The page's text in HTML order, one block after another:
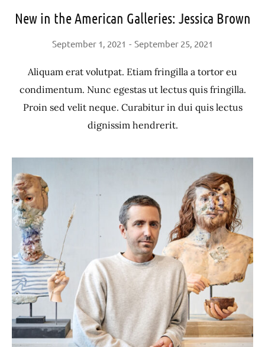
New in the American Galleries: Jessica Brown
September 1, 2021 September 25, 2021
Aliquam erat volutpat. Etiam fringilla a tortor eu
condimentum. Nunc egestas ut lectus quis fringilla.
Proin sed velit neque. Curabitur in dui quis lectus
dignissim hendrerit.